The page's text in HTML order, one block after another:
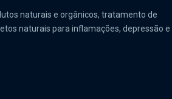
naturais e orgânicos, tratamento de
naturais para inflamações, depressão e